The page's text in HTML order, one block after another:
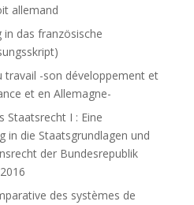
allemand
in das französische
travail -son développement et
et en Allemagne-
Staatsrecht I : Eine
in die Staatsgrundlagen und
der Bundesrepublik
des systèmes de